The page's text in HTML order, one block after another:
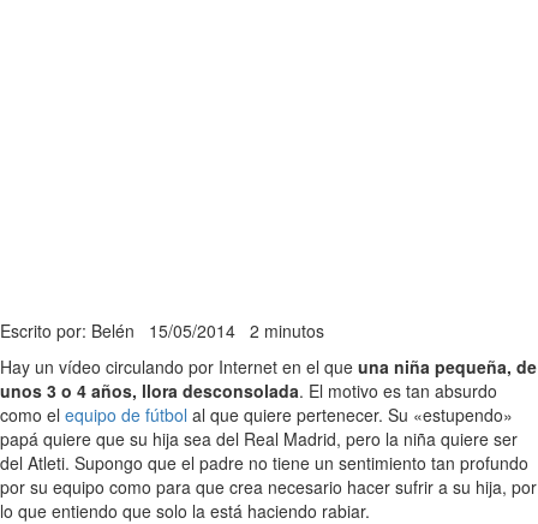
Escrito por: Belén 15/05/2014 2 minutos
Hay un vídeo circulando por Internet en el que una niña pequeña, de
unos 3 o 4 años, llora desconsolada. El motivo es tan absurdo
como el equipo de fútbol al que quiere pertenecer. Su «estupendo»
papá quiere que su hija sea del Real Madrid, pero la niña quiere ser
del Atleti. Supongo que el padre no tiene un sentimiento tan profundo
por su equipo como para que crea necesario hacer sufrir a su hija, por
lo que entiendo que solo la está haciendo rabiar.